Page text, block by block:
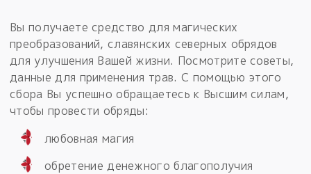
Вы получаете средство для магических
преобразований, славянских северных обрядов
для улучшения Вашей жизни. Посмотрите советы,
данные для применения трав. С помощью этого
сбора Вы успешно обращаетесь к Высшим силам,
чтобы провести обряды:
любовная магия
обретение денежного благополучия